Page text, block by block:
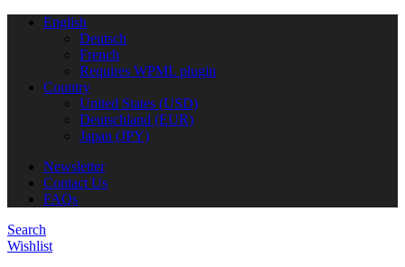
English
Deutsch
French
Requires WPML plugin
Country
United States (USD)
Deutschland (EUR)
Japan (JPY)
Newsletter
Contact Us
FAQs
Search
Wishlist